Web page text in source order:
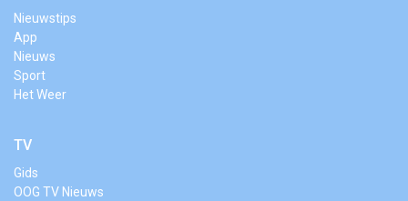
Nieuwstips
App
Nieuws
Sport
Het Weer
TV
Gids
OOG TV Nieuws